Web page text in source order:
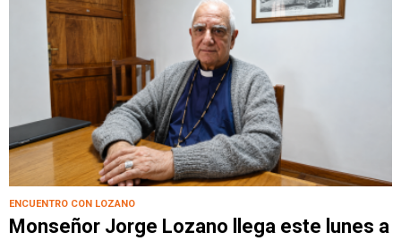
ENCUENTRO CON LOZANO
Monseñor Jorge Lozano llega este lunes a